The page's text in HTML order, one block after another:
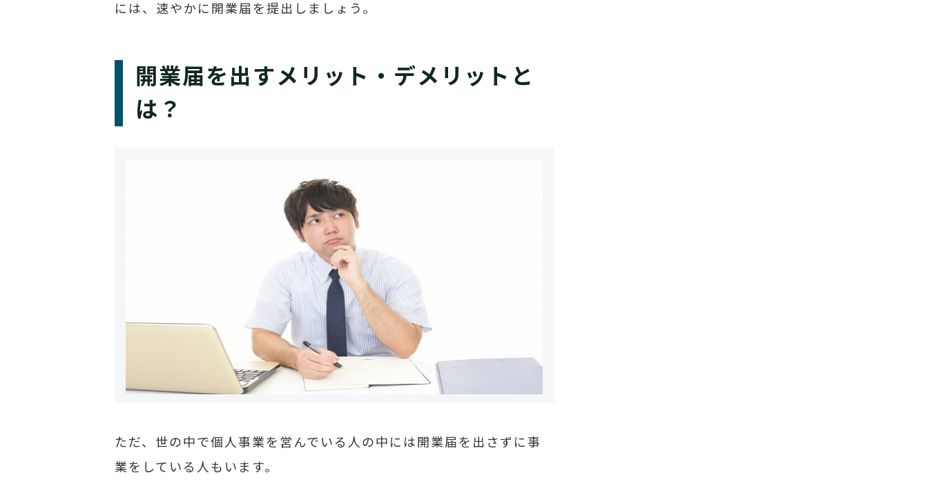
には、速やかに開業届を提出しましょう。
開業届を出すメリット・デメリットと
は？
ただ、世の中で個人事業を営んでいる人の中には開業届を出さずに事
業をしている人もいます。